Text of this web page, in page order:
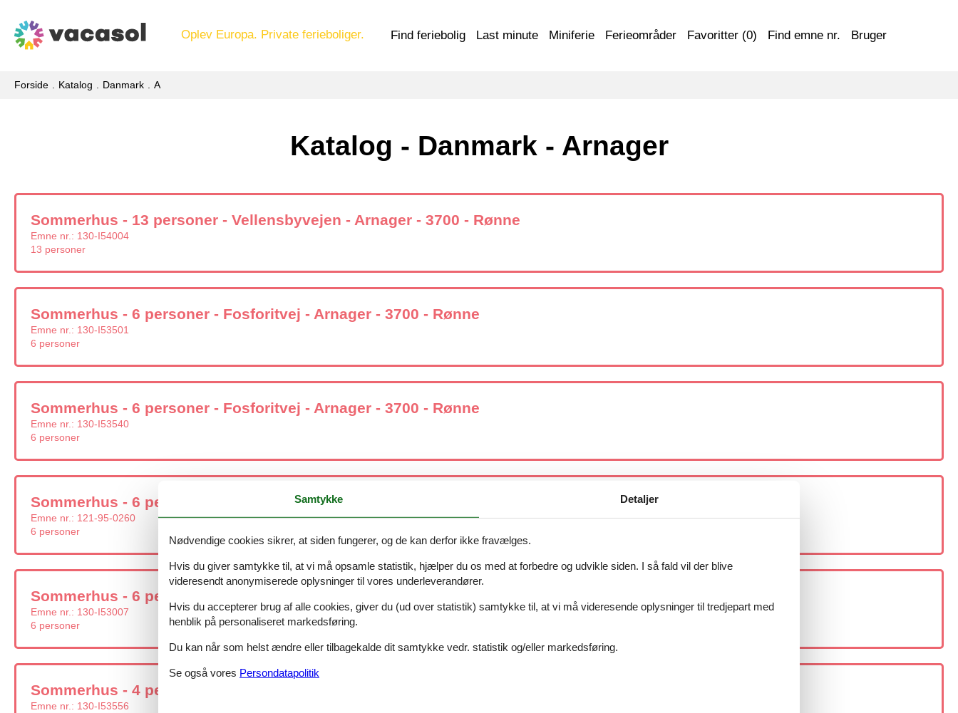
Oplev Europa. Private ferieboliger. Find feriebolig Last minute Miniferie Ferieområder Favoritter (0) Find emne nr. Bruger
Forside Katalog Danmark A
Katalog - Danmark - Arnager
Sommerhus - 13 personer - Vellensbyvejen - Arnager - 3700 - Rønne
Emne nr.: 130-I54004
13 personer
Sommerhus - 6 personer - Fosforitvej - Arnager - 3700 - Rønne
Emne nr.: 130-I53501
6 personer
Sommerhus - 6 personer - Fosforitvej - Arnager - 3700 - Rønne
Emne nr.: 130-I53540
6 personer
Sommerhus - 6 personer - Arnagervej - Arnager - 3700 - Rønne
Emne nr.: 121-95-0260
6 personer
Sommerhus - 6 personer - Arnagervej - Arnager - 3700 - Rønne
Emne nr.: 130-I53007
6 personer
Sommerhus - 4 personer - Fosforitvej - Arnager - 3700 - Rønne
Emne nr.: 130-I53556
Samtykke Detaljer
Nødvendige cookies sikrer, at siden fungerer, og de kan derfor ikke fravælges.
Hvis du giver samtykke til, at vi må opsamle statistik, hjælper du os med at forbedre og udvikle siden. I så fald vil der blive
videresendt anonymiserede oplysninger til vores underleverandører.
Hvis du accepterer brug af alle cookies, giver du (ud over statistik) samtykke til, at vi må videresende oplysninger til tredjepart med
henblik på personaliseret markedsføring.
Du kan når som helst ændre eller tilbagekalde dit samtykke vedr. statistik og/eller markedsføring.
Se også vores Persondatapolitik